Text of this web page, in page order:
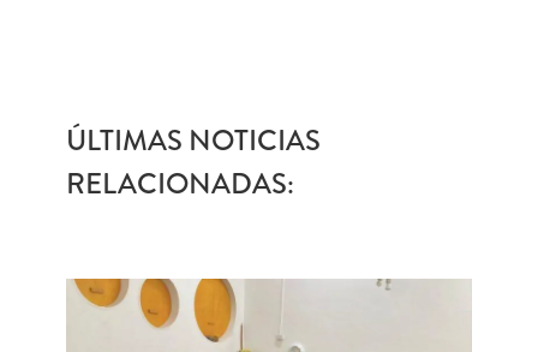
ÚLTIMAS NOTICIAS
RELACIONADAS: